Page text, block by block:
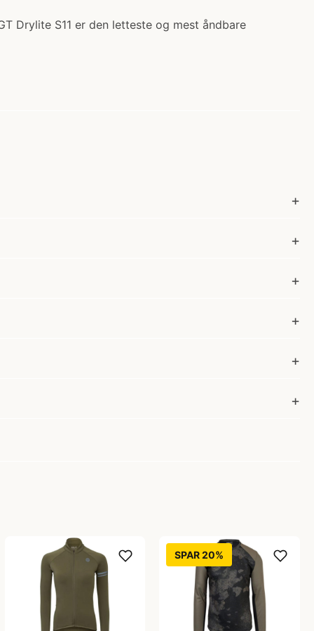
Drylite S11 er den letteste og mest åndbare
SPAR 20%